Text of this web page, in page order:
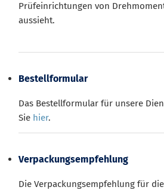
Prüfeinrichtungen von
aussieht.
Bestellformular
Das Bestellformular für unsere
Sie hier.
Verpackungsempfehlung
Die Verpackungsempfehlung für